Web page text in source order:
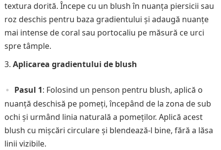
textura dorită. Începe cu un blush în nuanța piersicii sau
roz deschis pentru baza gradientului și adaugă nuanțe
mai intense de coral sau portocaliu pe măsură ce urci
spre tâmple.
Aplicarea gradientului de blush
Pasul 1: Folosind un penson pentru blush, aplică o
nuanță deschisă pe pomeți, începând de la zona de sub
ochi și urmând linia naturală a pomeților. Aplică acest
blush cu mișcări circulare și blendează-l bine, fără a lăsa
linii vizibile.